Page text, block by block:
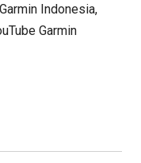
Indonesia,
Garmin